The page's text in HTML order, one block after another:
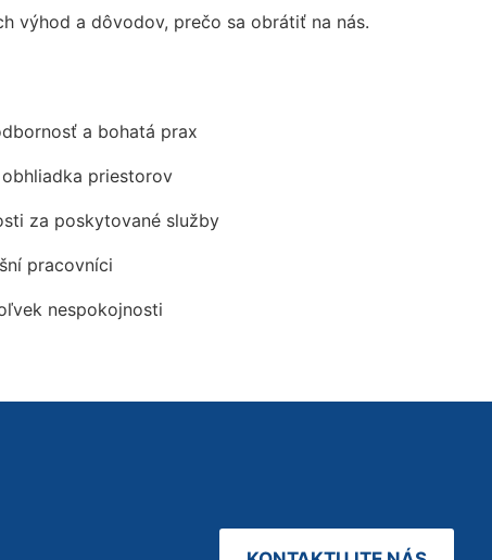
výhod a dôvodov, prečo sa obrátiť na nás.
a bohatá prax
priestorov
za poskytované služby
pracovníci
nespokojnosti